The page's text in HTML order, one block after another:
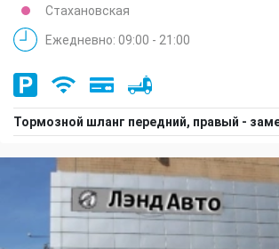
Стахановская
Ежедневно: 09:00 - 21:00
Тормозной шланг передний, правый -